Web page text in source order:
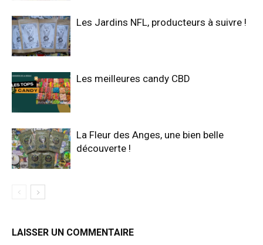
Les Jardins NFL, producteurs à suivre !
Les meilleures candy CBD
La Fleur des Anges, une bien belle
découverte !
LAISSER UN COMMENTAIRE